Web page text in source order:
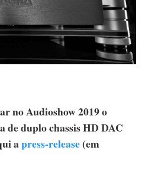
no Audioshow 2019 o
de duplo chassis HD DAC
apress-release(em